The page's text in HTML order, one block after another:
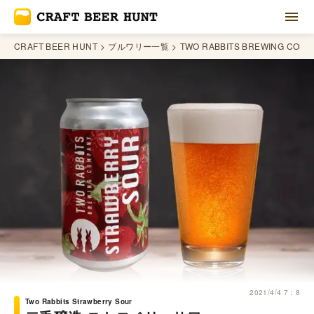
CRAFT BEER HUNT ブルワリー一覧 TWO RABBITS BREWING
2021/4/4 7：8
Two Rabbits Strawberry Sour